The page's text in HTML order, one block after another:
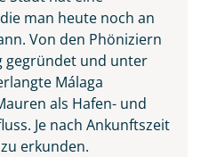
man heute noch an
Von den Phöniziern
gegründet und unter
Málaga
als Hafen- und
Je nach Ankunftszeit
erkunden.